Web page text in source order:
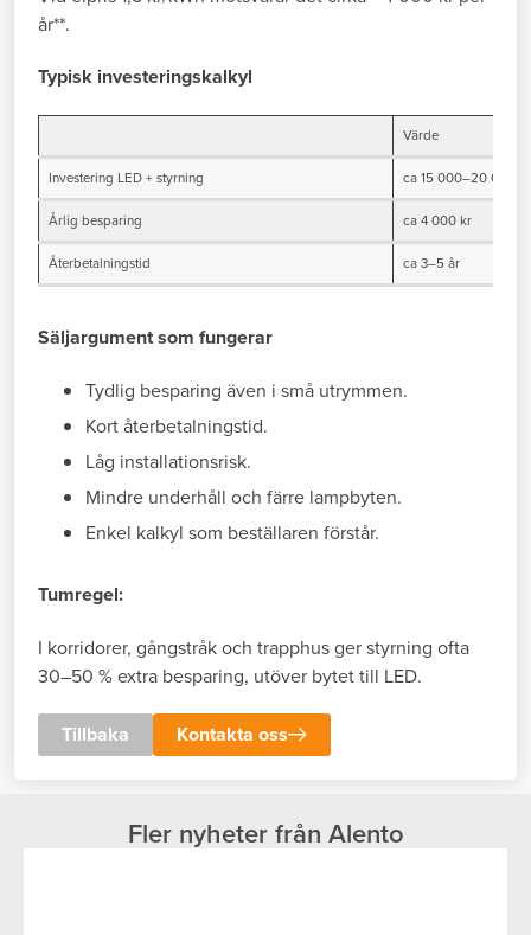
år**.
Typisk investeringskalkyl
Värde
Investering LED + styrning ca 15 000–20 000 kr
Årlig besparing ca 4 000 kr
Återbetalningstid ca 3–5 år
Säljargument som fungerar
Tydlig besparing även i små utrymmen.
Kort återbetalningstid.
Låg installationsrisk.
Mindre underhåll och färre lampbyten.
Enkel kalkyl som beställaren förstår.
Tumregel:
I korridorer, gångstråk och trapphus ger styrning ofta
30–50 % extra besparing, utöver bytet till LED.
Tillbaka Kontakta oss
Fler nyheter från Alento